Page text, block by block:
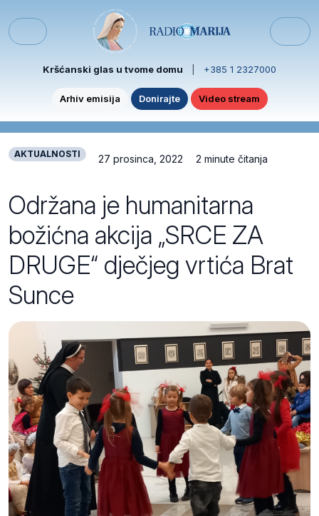
Menu
Kršćanski glas u tvome domu +385 1 2327000
Arhiv emisija Donirajte Video stream
AKTUALNOSTI 27 prosinca, 2022 2 minute čitanja
Održana je humanitarna
božićna akcija „SRCE ZA
DRUGE“ dječjeg vrtića Brat
Sunce